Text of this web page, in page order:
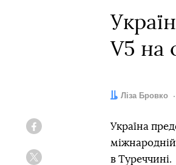
V5 на
Автор:
Ліза Бровко
Україна
в Туреччині.